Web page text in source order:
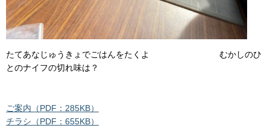
たてあなじゅうきょでごはんをたくよ むかしのひ
とのナイフの切れ味は？
ご案内（PDF：285KB）
チラシ（PDF：655KB）